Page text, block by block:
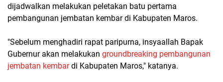
dijadwalkan melakukan peletakan batu pertama
pembangunan jembatan kembar di Kabupaten Maros.
"Sebelum menghadiri rapat paripurna, insyaallah Bapak
Gubernur akan melakukan groundbreaking pembangunan
jembatan kembardi Kabupaten Maros," katanya.